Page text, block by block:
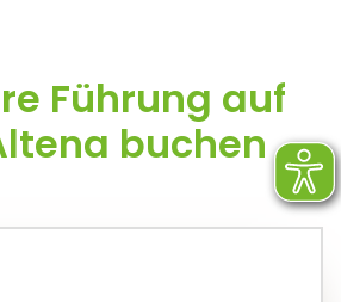
Führung auf
buchen